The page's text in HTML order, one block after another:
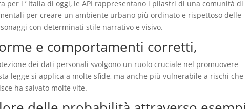
l ’ Italia di oggi, le API rappresentano i pilastri di una comunità di
per creare un ambiente urbano più ordinato e rispettoso delle
con determinati stile narrativo e visivo.
e comportamenti corretti,
dei dati personali svolgono un ruolo cruciale nel promuovere
legge si applica a molte sfide, ma anche più vulnerabile a rischi che
ha salvato molte vite.